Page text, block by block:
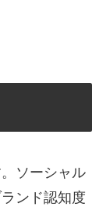
ソーシャル
ンド認知度